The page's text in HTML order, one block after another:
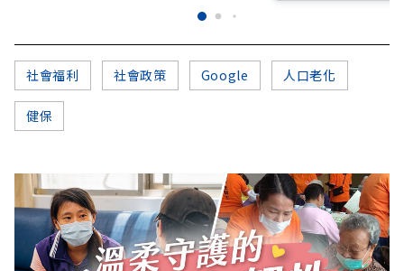
社會福利 社會政策 Google 人口老化
健保